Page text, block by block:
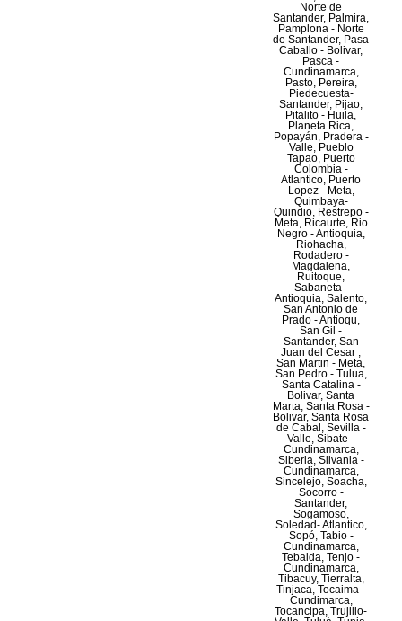
Norte de
Santander, Palmira,
Pamplona - Norte
de Santander, Pasa
Caballo - Bolivar,
Pasca -
Cundinamarca,
Pasto, Pereira,
Piedecuesta-
Santander, Pijao,
Pitalito - Huila,
Planeta Rica,
Popayán, Pradera -
Valle, Pueblo
Tapao, Puerto
Colombia -
Atlantico, Puerto
Lopez - Meta,
Quimbaya-
Quindio, Restrepo -
Meta, Ricaurte, Rio
Negro - Antioquia,
Riohacha,
Rodadero -
Magdalena,
Ruitoque,
Sabaneta -
Antioquia, Salento,
San Antonio de
Prado - Antioqu,
San Gil -
Santander, San
Juan del Cesar ,
San Martin - Meta,
San Pedro - Tulua,
Santa Catalina -
Bolivar, Santa
Marta, Santa Rosa -
Bolivar, Santa Rosa
de Cabal, Sevilla -
Valle, Sibate -
Cundinamarca,
Siberia, Silvania -
Cundinamarca,
Sincelejo, Soacha,
Socorro -
Santander,
Sogamoso,
Soledad- Atlantico,
Sopó, Tabio -
Cundinamarca,
Tebaida, Tenjo -
Cundinamarca,
Tibacuy, Tierralta,
Tinjaca, Tocaima -
Cundimarca,
Tocancipa, Trujillo-